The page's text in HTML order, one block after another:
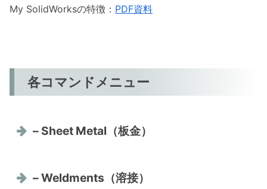
My SolidWorksの特徴： PDF資料
各コマンドメニュー
– Sheet Metal（板金）
– Weldments（溶接）